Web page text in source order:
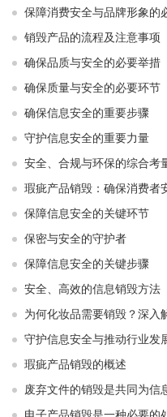
保障消费安全与品牌形象的
销毁产品的流程及注意事项
确保品质与安全的必要举措
确保质量与安全的必要环节
确保信息安全的重要步骤
守护信息安全的重要力量
安全、合规与环保的综合考
瑕疵产品销毁：确保消费者
保障信息安全的关键环节
保密与安全的守护者
保障信息安全的关键步骤
安全、高效的信息销毁方法
为何化妆品需要销毁？深入
守护信息安全与推动行业发
瑕疵产品销毁的概述
废弃文件的销毁是共同为信